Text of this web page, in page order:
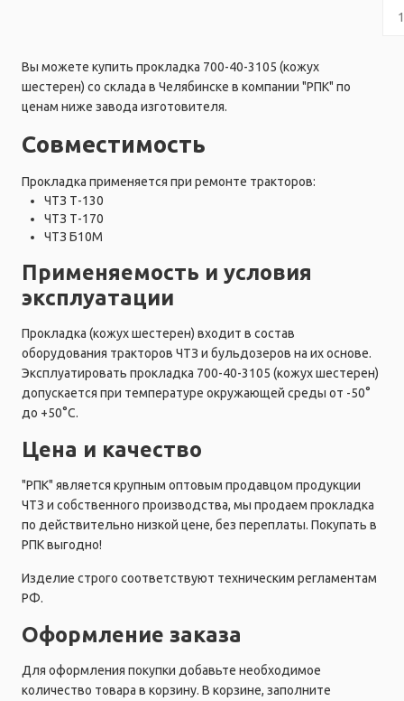
Вы можете купить прокладка 700-40-3105 (кожух
шестерен) со склада в Челябинске в компании "РПК" по
ценам ниже завода изготовителя.
Совместимость
Прокладка применяется при ремонте тракторов:
ЧТЗ Т-130
ЧТЗ Т-170
ЧТЗ Б10М
Применяемость и условия
эксплуатации
Прокладка (кожух шестерен) входит в состав
оборудования тракторов ЧТЗ и бульдозеров на их основе.
Эксплуатировать прокладка 700-40-3105 (кожух шестерен)
допускается при температуре окружающей среды от -50°
до +50°C.
Цена и качество
"РПК" является крупным оптовым продавцом продукции
ЧТЗ и собственного производства, мы продаем прокладка
по действительно низкой цене, без переплаты. Покупать в
РПК выгодно!
Изделие строго соответствуют техническим регламентам
РФ.
Оформление заказа
Для оформления покупки добавьте необходимое
количество товара в корзину. В корзине, заполните